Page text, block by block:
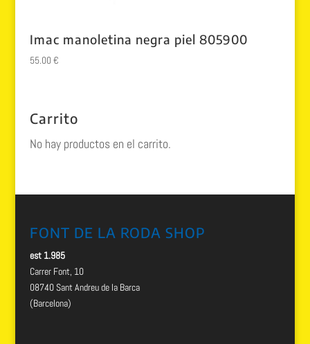
Imac manoletina negra piel 805900
55.00€
Carrito
No hay productos en el carrito.
FONT DE LA RODA SHOP
est 1.985
Carrer Font, 10
08740 Sant Andreu de la Barca
(Barcelona)